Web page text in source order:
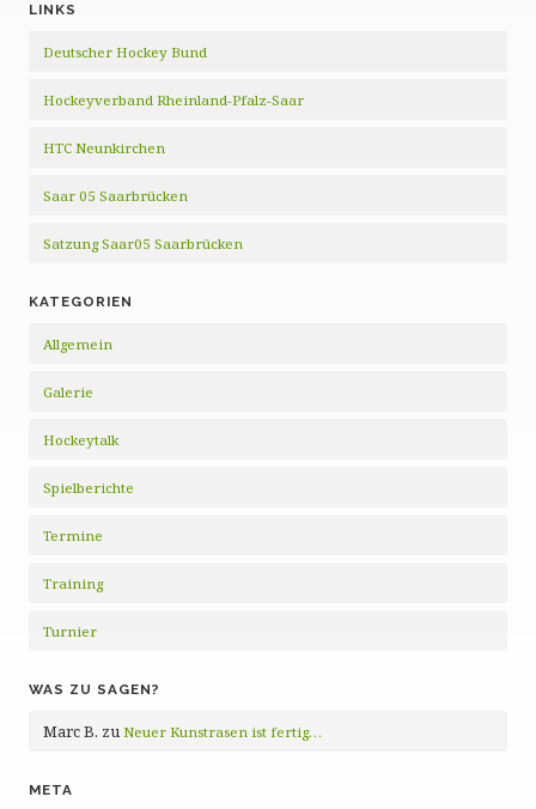
LINKS
Deutscher Hockey Bund
Hockeyverband Rheinland-Pfalz-Saar
HTC Neunkirchen
Saar 05 Saarbrücken
Satzung Saar05 Saarbrücken
KATEGORIEN
Allgemein
Galerie
Hockeytalk
Spielberichte
Termine
Training
Turnier
WAS ZU SAGEN?
Marc B. zu Neuer Kunstrasen ist fertig…
META